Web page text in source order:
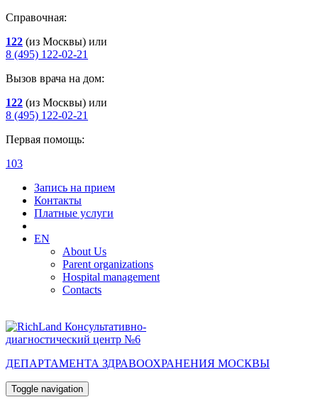
Справочная:
122 (из Москвы) или
8 (495) 122-02-21
Вызов врача на дом:
122 (из Москвы) или
8 (495) 122-02-21
Первая помощь:
103
Запись на прием
Контакты
Платные услуги
EN
About Us
Parent organizations
Hospital management
Contacts
Консультативно-
диагностический центр №6
ДЕПАРТАМЕНТА ЗДРАВООХРАНЕНИЯ МОСКВЫ
Toggle navigation